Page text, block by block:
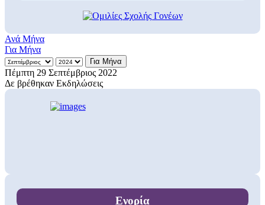
Ανά Μήνα
Για Μήνα
Για Μήνα
Πέμπτη 29 Σεπτέμβριος 2022
Δε βρέθηκαν Εκδηλώσεις
Ενορία